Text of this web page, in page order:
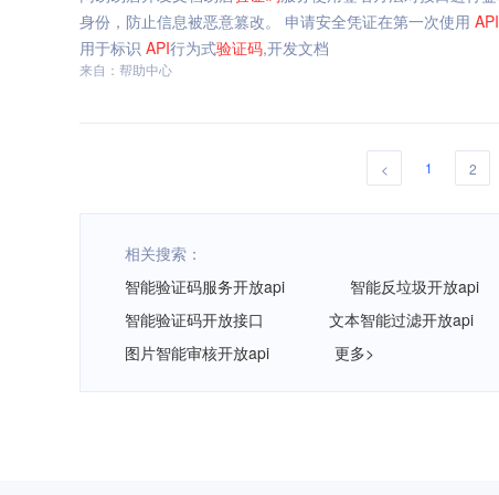
身份，防止信息被恶意篡改。 申请安全凭证在第一次使用 API
用于标识 API行为式验证码,开发文档
来自：帮助中心
< 1 2
相关搜索：
智能验证码服务开放api
智能反垃圾开放api
智能验证码开放接口
文本智能过滤开放api
图片智能审核开放api
更多>